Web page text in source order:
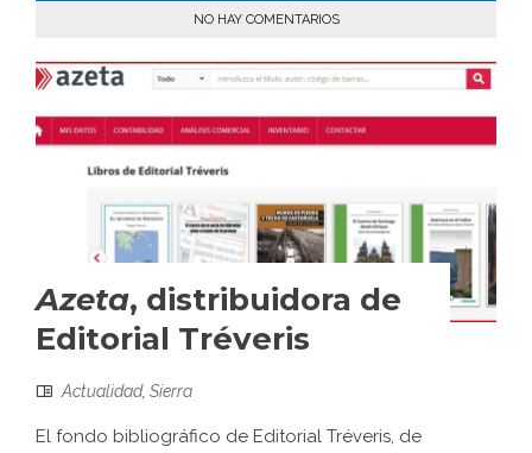
NO HAY COMENTARIOS
Azeta, distribuidora de
Editorial Tréveris
Actualidad, Sierra
El fondo bibliográfico de Editorial Tréveris, de